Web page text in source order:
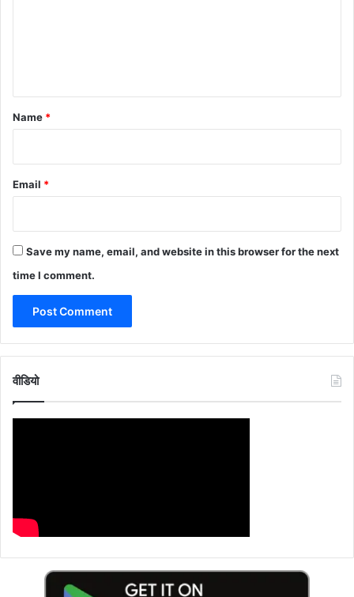
*
Name *
Email *
Save my name, email, and website in this browser for the next
time I comment.
वीडियो